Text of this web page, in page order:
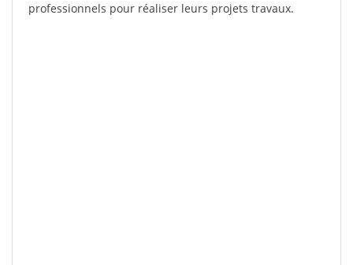
professionnels pour réaliser leurs projets travaux.